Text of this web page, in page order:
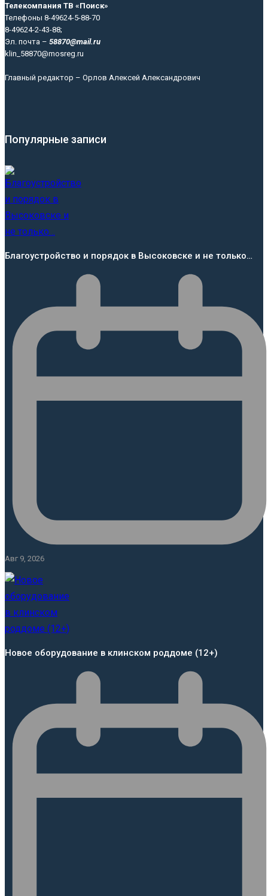
Телекомпания ТВ «Поиск»
Телефоны 8-49624-5-88-70
8-49624-2-43-88;
Эл. почта – 58870@mail.ru
klin_58870@mosreg.ru
Главный редактор – Орлов Алексей Александрович
Популярные записи
Благоустройство и порядок в Высоковске и не только…
Авг 9, 2026
Новое оборудование в клинском роддоме (12+)